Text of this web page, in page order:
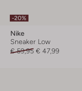
-20%
Nike
Sneaker Low
€ 59,95 € 47,99